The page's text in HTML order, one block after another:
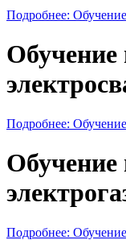
Подробнее:
Обучение
Подробнее:
Обучение
Подробнее: